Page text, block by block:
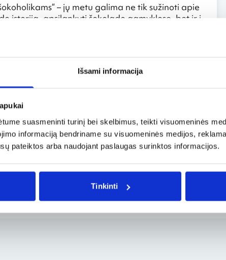
Išsami informacija
suasmeninti turinį bei skelbimus, teikti visuomeninės
informaciją bendriname su visuomeninės medijos,
pateiktos arba naudojant paslaugas surinktos informacijos.
Tinkinti
– jų metu galima ne tik sužinoti apie
istorija, apsilankyti šokolado gamyklose, bet ir į
pasigaminti šio skanėsto.
du Cacoa et du Chocolat) lankytojus
istorija. Šokolado istorija prasidėjo toli toli
gyventojai pastebėjo, kad iš
XVI a. ispanų kolonizatoriai kakavmedžio
šokolado gamyba.
į kurį suvažiuoja žymiausi šokolado
ir šokoladinius gėrimus, kuriuos geria,
tikima magiška karšto šokolado galia: šis
taip pat sakoma, kad kokia bebūtų nuotaika,